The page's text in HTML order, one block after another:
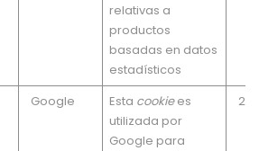
relativas a
productos
basadas en datos
estadísticos
Google Esta cookiees
utilizada por
Google para
2